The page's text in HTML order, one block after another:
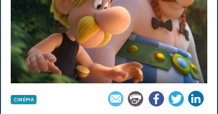
CINÉMA